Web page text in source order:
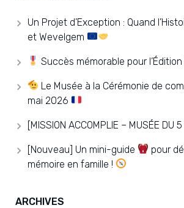
Un Projet d’Exception : Quand
et Wevelgem
Succès mémorable pour
Le Musée à la Cérémonie de
mai 2026
[MISSION ACCOMPLIE – MUSÉE DU
[Nouveau] Un mini-guide
pour
mémoire en famille !
ARCHIVES